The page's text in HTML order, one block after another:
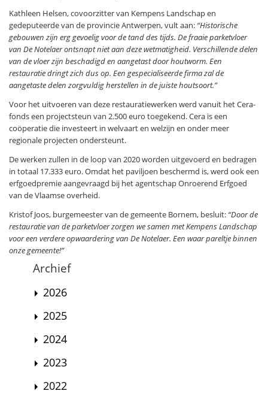
Kathleen Helsen, covoorzitter van Kempens Landschap en
gedeputeerde van de provincie Antwerpen, vult aan: “Historische
gebouwen zijn erg gevoelig voor de tand des tijds. De fraaie parketvloer
van De Notelaer ontsnapt niet aan deze wetmatigheid. Verschillende delen
van de vloer zijn beschadigd en aangetast door houtworm. Een
restauratie dringt zich dus op. Een gespecialiseerde firma zal de
aangetaste delen zorgvuldig herstellen in de juiste houtsoort.”
Voor het uitvoeren van deze restauratiewerken werd vanuit het Cera-
fonds een projectsteun van 2.500 euro toegekend. Cera is een
coöperatie die investeert in welvaart en welzijn en onder meer
regionale projecten ondersteunt.
De werken zullen in de loop van 2020 worden uitgevoerd en bedragen
in totaal 17.333 euro. Omdat het paviljoen beschermd is, werd ook een
erfgoedpremie aangevraagd bij het agentschap Onroerend Erfgoed
van de Vlaamse overheid.
Kristof Joos, burgemeester van de gemeente Bornem, besluit: “Door de
restauratie van de parketvloer zorgen we samen met Kempens Landschap
voor een verdere opwaardering van De Notelaer. Een waar pareltje binnen
onze gemeente!”
Archief
2026
2025
2024
2023
2022